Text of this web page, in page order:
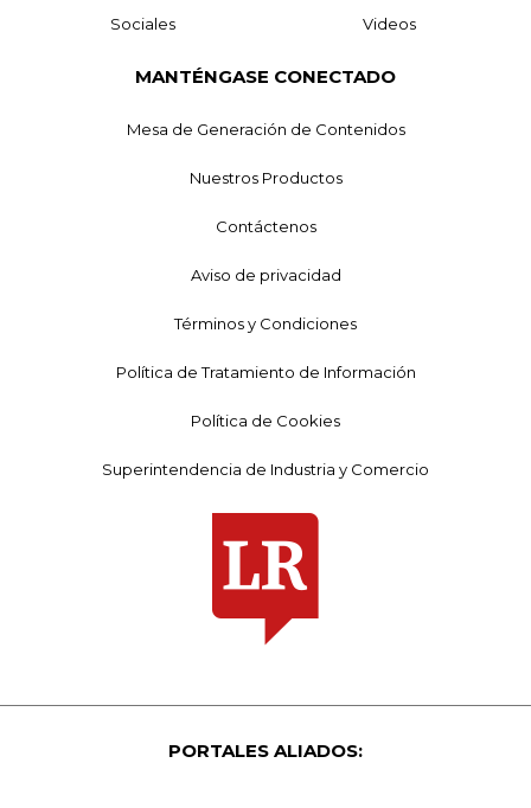
Sociales Videos
MANTÉNGASE CONECTADO
Mesa de Generación de Contenidos
Nuestros Productos
Contáctenos
Aviso de privacidad
Términos y Condiciones
Política de Tratamiento de Información
Política de Cookies
Superintendencia de Industria y Comercio
PORTALES ALIADOS: